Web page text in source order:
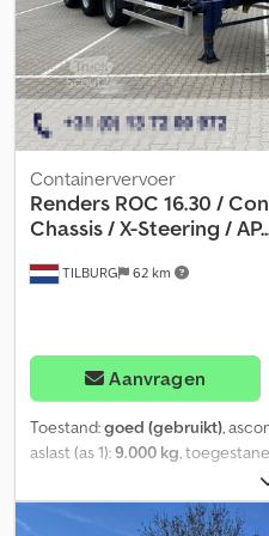
TILBURG 62 km
Containervervoer
Renders ROC 16.30 /
Chassis / X-Steering /
Aanvragen
Toestand:goed (gebruikt),
aslast (as 1):9.000 kg,
9.000 kg
totale lengte:12.580 mm, totale
1.400 mm, ophanging: